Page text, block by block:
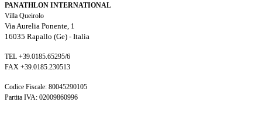
PANATHLON INTERNATIONAL
Villa Queirolo
Via Aurelia Ponente, 1
16035 Rapallo (Ge) - Italia
TEL +39.0185.65295/6
FAX +39.0185.230513
Codice Fiscale: 80045290105
Partita IVA: 02009860996